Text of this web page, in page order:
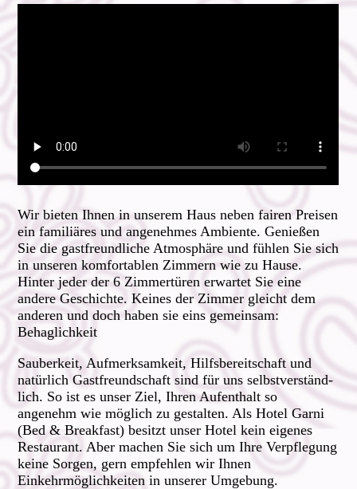
Wir bieten Ihnen in unserem Haus neben fairen Preisen
ein familiäres und angenehmes Ambiente. Genießen
Sie die gastfreundliche Atmosphäre und fühlen Sie sich
in unseren komfortablen Zimmern wie zu Hause.
Hinter jeder der6 Zimmertüren erwartet Sie eine
andere Geschichte. Keines der Zimmer gleichtdem
anderen und doch haben sie eins gemeinsam:
Behaglichkeit
Sauberkeit, Aufmerksamkeit, Hilfs­be­reit­schaft und
natürlich Gast­freund­schaft sind für uns selbst­ver­ständ­
lich. So ist es unser Ziel, Ihren Aufenthalt so
angenehm wie möglich zu gestalten. Als Hotel Garni
(Bed & Breakfast) besitzt unser Hotel kein eigenes
Restaurant. Aber machen Sie sich um Ihre Verpflegung
keine Sorgen, gern empfehlen wir Ihnen
Einkehrmöglichkeiten in unserer Umgebung.